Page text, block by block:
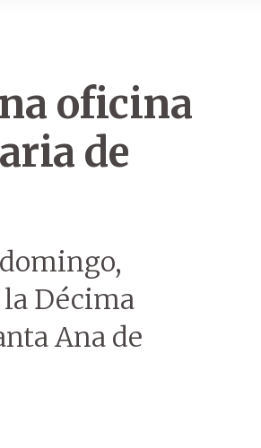
oficina
de
la Décima
Ana de